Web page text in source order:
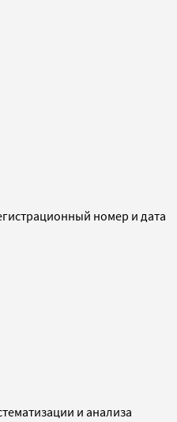
номер и дата
и анализа